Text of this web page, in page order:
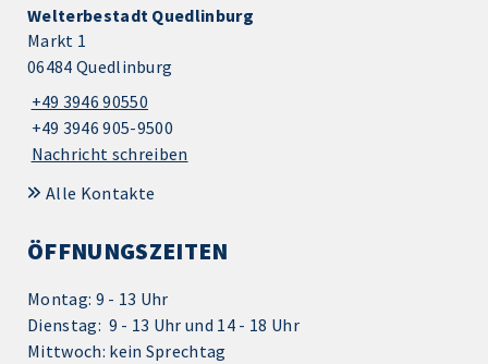
Welterbestadt Quedlinburg
Markt 1
06484 Quedlinburg
+49 3946 90550
+49 3946 905-9500
Nachricht schreiben
Alle Kontakte
ÖFFNUNGSZEITEN
Montag: 9 - 13 Uhr
Dienstag: 9 - 13 Uhr und 14 - 18 Uhr
Mittwoch: kein Sprechtag